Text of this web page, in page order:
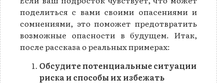
поделиться с вами своими опасениями и
сомнениями, это поможет предотвратить
возможные опасности в будущем. Итак,
после рассказа о реальных примерах:
Обсудите потенциальные ситуации
риска и способы их избежать